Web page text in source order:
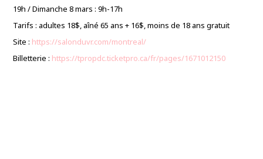
19h / Dimanche 8 mars : 9h-17h
Tarifs : adultes 18$, aîné 65 ans + 16$, moins de 18 ans gratuit
Site : https://salonduvr.com/montreal/
Billetterie : https://tpropdc.ticketpro.ca/fr/pages/1671012150